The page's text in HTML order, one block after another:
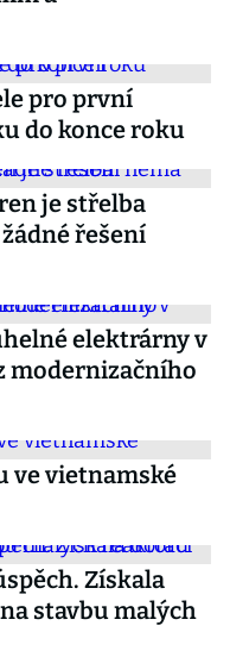
pro první
do konce roku
je střelba
řešení
elektrárny v
modernizačního
ve vietnamské
Získala
stavbu malých